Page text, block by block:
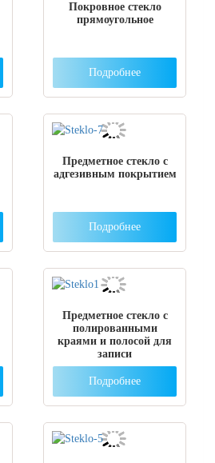
Покровное стекло
прямоугольное
Подробнее
Предметное стекло с
адгезивным покрытием
Подробнее
Предметное стекло с
полированными
краями и полосой для
записи
Подробнее